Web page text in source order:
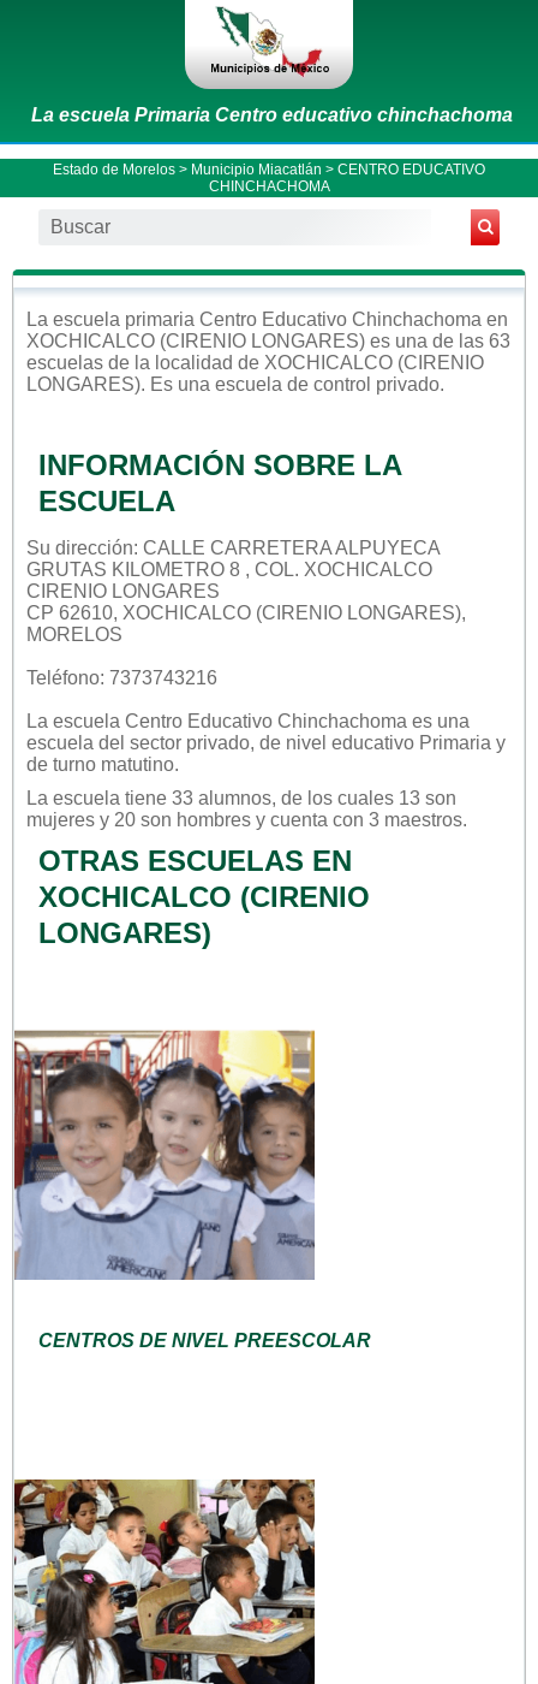
La escuela Primaria Centro educativo chinchachoma
Estado de Morelos > Municipio Miacatlán > CENTRO EDUCATIVO
CHINCHACHOMA
La escuela primaria Centro Educativo Chinchachoma en
XOCHICALCO (CIRENIO LONGARES) es una de las 63
escuelas de la localidad de XOCHICALCO (CIRENIO
LONGARES). Es una escuela de control privado.
INFORMACIÓN SOBRE LA
ESCUELA
Su dirección: CALLE CARRETERA ALPUYECA
GRUTAS KILOMETRO 8 , COL. XOCHICALCO
CIRENIO LONGARES
CP 62610, XOCHICALCO (CIRENIO LONGARES),
MORELOS
Teléfono: 7373743216
La escuela Centro Educativo Chinchachoma es una
escuela del sector privado, de nivel educativo Primaria y
de turno matutino.
La escuela tiene 33 alumnos, de los cuales 13 son
mujeres y 20 son hombres y cuenta con 3 maestros.
OTRAS ESCUELAS EN
XOCHICALCO (CIRENIO
LONGARES)
CENTROS DE NIVEL PREESCOLAR